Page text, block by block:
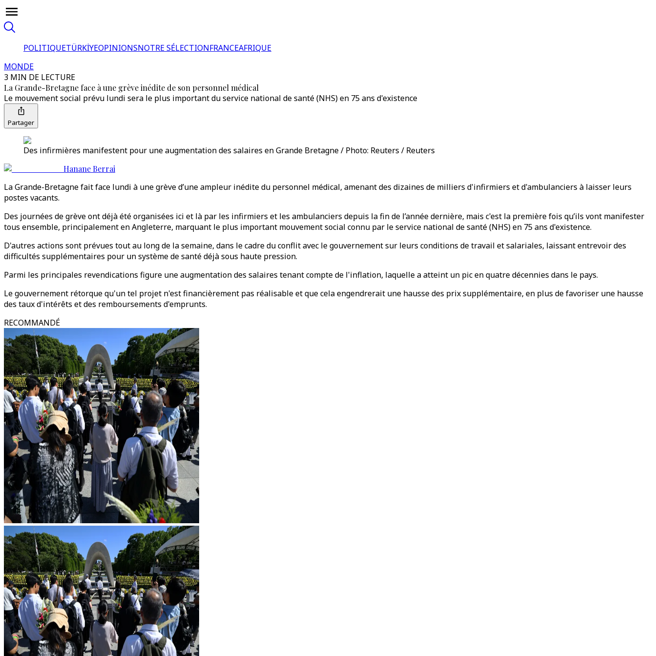
POLITIQUETÜRKİYEOPINIONSNOTRE SÉLECTIONFRANCEAFRIQUE
MONDE
3 MIN DE LECTURE
La Grande-Bretagne face à une grève inédite de son personnel médical
Le mouvement social prévu lundi sera le plus important du service national de santé (NHS) en 75 ans d'existence
Partager
Des infirmières manifestent pour une augmentation des salaires en Grande Bretagne / Photo: Reuters / Reuters
Hanane Berrai
La Grande-Bretagne fait face lundi à une grève d’une ampleur inédite du personnel médical, amenant des dizaines de milliers d'infirmiers et d'ambulanciers à laisser leurs
postes vacants.
Des journées de grève ont déjà été organisées ici et là par les infirmiers et les ambulanciers depuis la fin de l’année dernière, mais c'est la première fois qu’ils vont manifester
tous ensemble, principalement en Angleterre, marquant le plus important mouvement social connu par le service national de santé (NHS) en 75 ans d'existence.
D'autres actions sont prévues tout au long de la semaine, dans le cadre du conflit avec le gouvernement sur leurs conditions de travail et salariales, laissant entrevoir des
difficultés supplémentaires pour un système de santé déjà sous haute pression.
Parmi les principales revendications figure une augmentation des salaires tenant compte de l'inflation, laquelle a atteint un pic en quatre décennies dans le pays.
Le gouvernement rétorque qu'un tel projet n'est financièrement pas réalisable et que cela engendrerait une hausse des prix supplémentaire, en plus de favoriser une hausse
des taux d'intérêts et des remboursements d'emprunts.
RECOMMANDÉ